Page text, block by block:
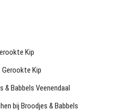
Kip
Kip
& Babbels Veenendaal
bij Broodjes & Babbels